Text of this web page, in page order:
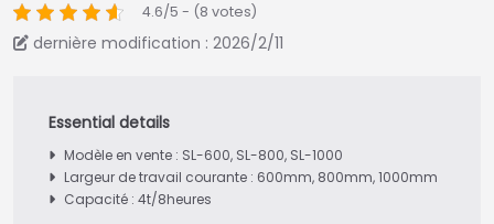
4.6/5 - (8 votes)
dernière modification : 2026/2/11
Modèle en vente : SL-600, SL-800, SL-1000
Largeur de travail courante : 600mm, 800mm, 1000mm
Capacité : 4t/8heures